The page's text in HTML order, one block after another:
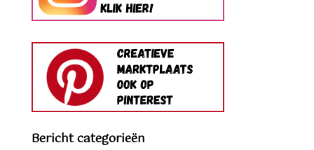
Bericht categorieën